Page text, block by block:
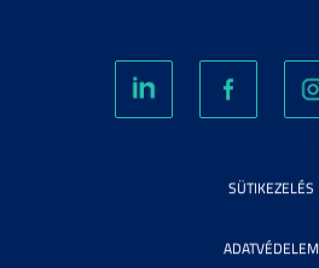
SÜTIKEZELÉS
ADATVÉDELEM